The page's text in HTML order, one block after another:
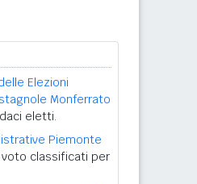
Elezioni
Monferrato
eletti.
Piemonte
voto classificati per